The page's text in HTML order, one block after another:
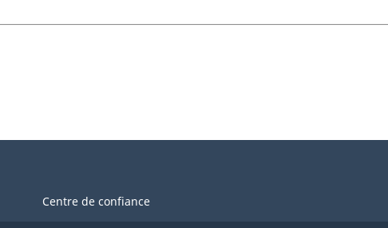
Centre de confiance